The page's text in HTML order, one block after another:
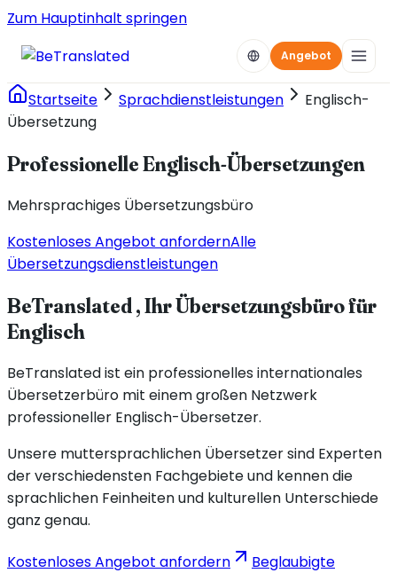
Zum Hauptinhalt springen
Angebot
Startseite Sprachdienstleistungen
Englisch-
Übersetzung
Professionelle Englisch-Übersetzungen
Mehrsprachiges Übersetzungsbüro
Kostenloses Angebot anfordernAlle
Übersetzungsdienstleistungen
BeTranslated , Ihr Übersetzungsbüro für
Englisch
BeTranslated ist ein professionelles internationales
Übersetzerbüro mit einem großen Netzwerk
professioneller Englisch-Übersetzer.
Unsere muttersprachlichen Übersetzer sind Experten
der verschiedensten Fachgebiete und kennen die
sprachlichen Feinheiten und kulturellen Unterschiede
ganz genau.
Kostenloses Angebot anfordern
Beglaubigte